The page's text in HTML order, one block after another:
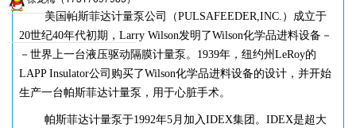
美国帕斯菲达计量泵公司（PULSAFEEDER,INC.）成立于
20世纪40年代初期，Larry Wilson发明了Wilson化学品进料设备－
－世界上一台液压驱动隔膜计量泵。1939年，纽约州LeRoy的
LAPP Insulator公司购买了Wilson化学品进料设备的设计，并开始
生产一台帕斯菲达计量泵，用于心脏手术。
帕斯菲达计量泵于1992年5月加入IDEX集团。IDEX是超大